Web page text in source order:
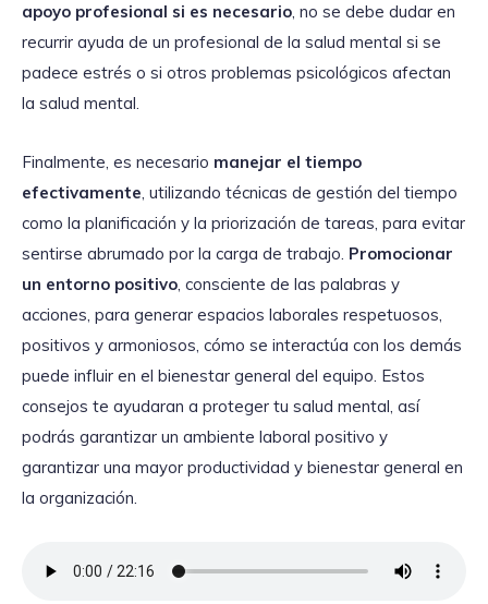
apoyo profesional si es necesario, no se debe dudar en
recurrir ayuda de un profesional de la salud mental si se
padece estrés o si otros problemas psicológicos afectan
la salud mental.
Finalmente, es necesario manejar el tiempo
efectivamente, utilizando técnicas de gestión del tiempo
como la planificación y la priorización de tareas, para evitar
sentirse abrumado por la carga de trabajo. Promocionar
un entorno positivo, consciente de las palabras y
acciones, para generar espacios laborales respetuosos,
positivos y armoniosos, cómo se interactúa con los demás
puede influir en el bienestar general del equipo. Estos
consejos te ayudaran a proteger tu salud mental, así
podrás garantizar un ambiente laboral positivo y
garantizar una mayor productividad y bienestar general en
la organización.